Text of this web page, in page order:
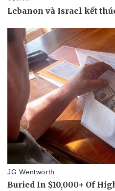
Sức khỏe
Dinh dưỡng - món ngon
Cây thuốc
Sản phụ khoa
Nhi khoa
Nam khoa
Làm đẹp - giảm cân
Phòng mạch online
Ăn sạch sống khỏe